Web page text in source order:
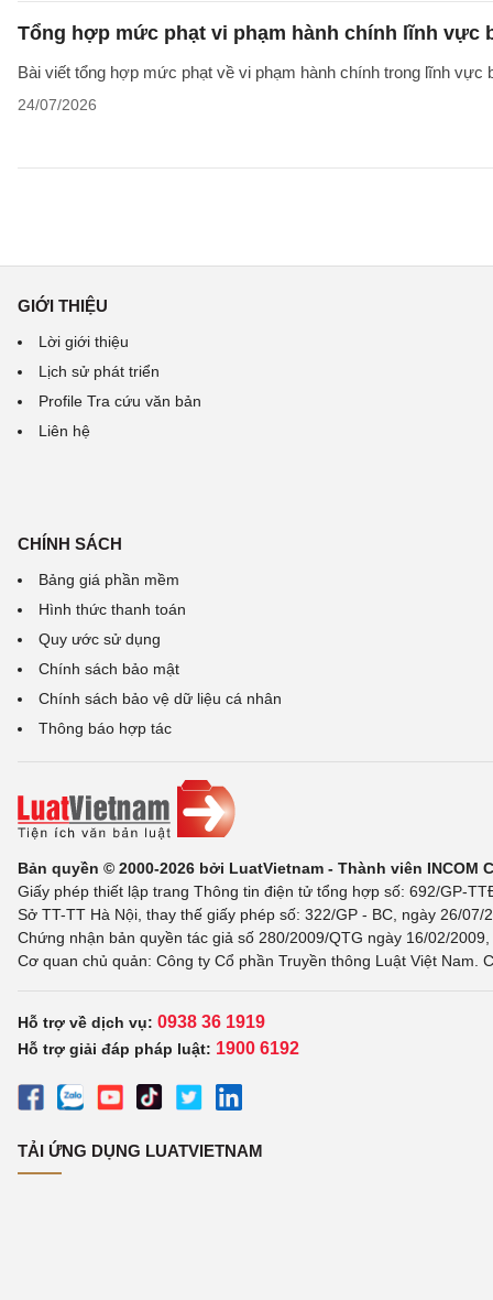
Tổng hợp mức phạt vi phạm hành chính lĩnh vực
Bài viết tổng hợp mức phạt về vi phạm hành chính trong lĩnh
24/07/2026
GIỚI THIỆU
Lời giới thiệu
Lịch sử phát triển
Profile Tra cứu văn bản
Liên hệ
CHÍNH SÁCH
Bảng giá phần mềm
Hình thức thanh toán
Quy ước sử dụng
Chính sách bảo mật
Chính sách bảo vệ dữ liệu cá nhân
Thông báo hợp tác
Bản quyền © 2000-2026 bởi LuatVietnam - Thành viên INCOM
Giấy phép thiết lập trang Thông tin điện tử tổng hợp số: 692/GP-
Sở TT-TT Hà Nội, thay thế giấy phép số: 322/GP - BC, ngày 26/
Chứng nhận bản quyền tác giả số 280/2009/QTG ngày 16/02/
Cơ quan chủ quản: Công ty Cổ phần Truyền thông Luật Việt Nam.
Hỗ trợ về dịch vụ: 0938 36 1919
Hỗ trợ giải đáp pháp luật: 1900 6192
TẢI ỨNG DỤNG LUATVIETNAM